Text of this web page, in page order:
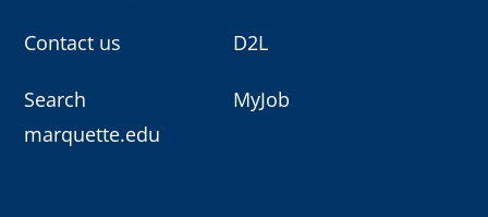
Contact us
Search
marquette.edu
D2L
MyJob